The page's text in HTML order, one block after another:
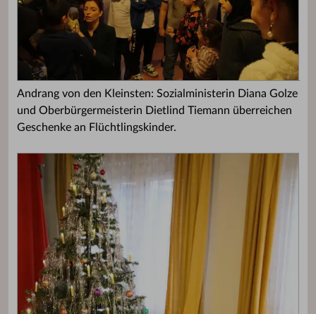
Andrang von den Kleinsten: Sozialministerin Diana Golze
und Oberbürgermeisterin Dietlind Tiemann überreichen
Geschenke an Flüchtlingskinder.